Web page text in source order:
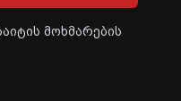
მოხმარების